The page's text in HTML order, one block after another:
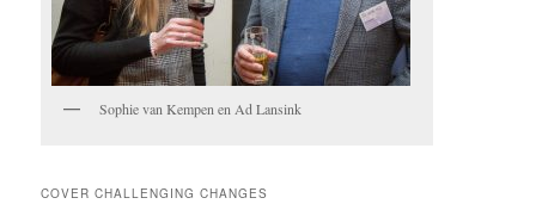
Sophie van Kempen en Ad Lansink
COVER CHALLENGING CHANGES